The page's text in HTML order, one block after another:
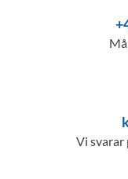
Vi svarar